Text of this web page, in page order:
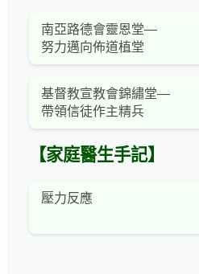
南亞路德會靈恩堂—
努力邁向佈道植堂
基督教宣教會錦繡堂—
帶領信徒作主精兵
【家庭醫生手記】
壓力反應